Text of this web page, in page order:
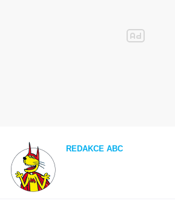
REDAKCE ABC